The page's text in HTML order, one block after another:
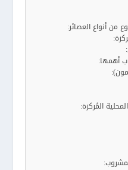
من أنواع العصائر:
أهمها:
المُركزة: